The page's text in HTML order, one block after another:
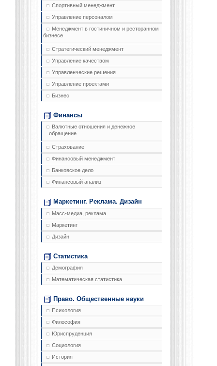
Спортивный менеджмент
Управление персоналом
Менеджмент в гостиничном и ресторанном
бизнесе
Стратегический менеджмент
Управление качеством
Управленческие решения
Управление проектами
Бизнес
Финансы
Валютные отношения и денежное
обращение
Страхование
Финансовый менеджмент
Банковское дело
Финансовый анализ
Маркетинг. Реклама. Дизайн
Масс-медиа, реклама
Маркетинг
Дизайн
Статистика
Демография
Математическая статистика
Право. Общественные науки
Психология
Философия
Юриспруденция
Социология
История